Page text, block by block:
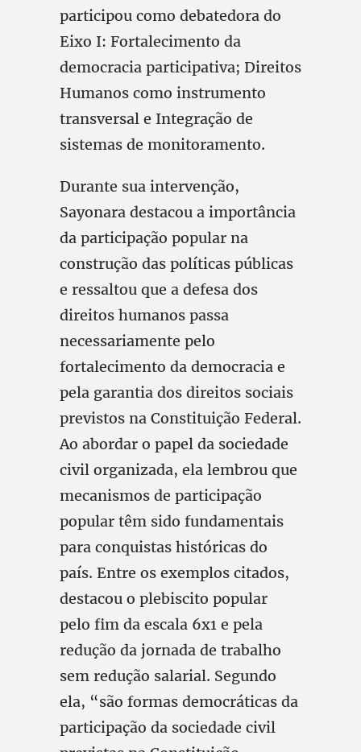
participou como debatedora do
Eixo I: Fortalecimento da
democracia participativa; Direitos
Humanos como instrumento
transversal e Integração de
sistemas de monitoramento.
Durante sua intervenção,
Sayonara destacou a importância
da participação popular na
construção das políticas públicas
e ressaltou que a defesa dos
direitos humanos passa
necessariamente pelo
fortalecimento da democracia e
pela garantia dos direitos sociais
previstos na Constituição Federal.
Ao abordar o papel da sociedade
civil organizada, ela lembrou que
mecanismos de participação
popular têm sido fundamentais
para conquistas históricas do
país. Entre os exemplos citados,
destacou o plebiscito popular
pelo fim da escala 6x1 e pela
redução da jornada de trabalho
sem redução salarial. Segundo
ela, “são formas democráticas da
participação da sociedade civil